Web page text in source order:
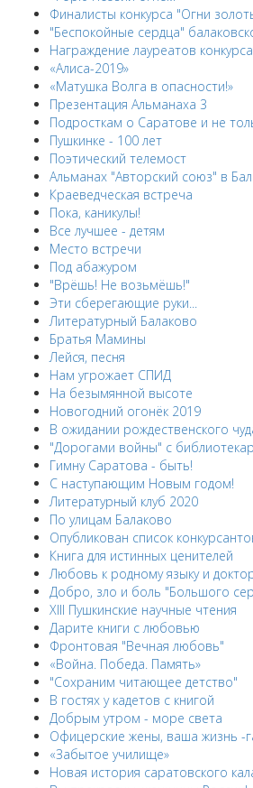
Финалисты конкурса "Огни
"Беспокойные сердца"
Награждение лауреатов
«Алиса-2019»
«Матушка Волга в опасности!»
Презентация Альманаха 3
Подросткам о Саратове и не
Пушкинке - 100 лет
Поэтический телемост
Альманах "Авторский союз" в
Краеведческая встреча
Пока, каникулы!
Все лучшее - детям
Место встречи
Под абажуром
"Врёшь! Не возьмёшь!"
Эти сберегающие руки...
Литературный Балаково
Братья Мамины
Лейся, песня
Нам угрожает СПИД
На безымянной высоте
Новогодний огонёк 2019
В ожидании рождественского
"Дорогами войны" с
Гимну Саратова - быть!
С наступающим Новым годом!
Литературный клуб 2020
По улицам Балаково
Опубликован список
Книга для истинных ценителей
Любовь к родному языку и
Добро, зло и боль "Большого
XIII Пушкинские научные чтения
Дарите книги с любовью
Фронтовая "Вечная любовь"
«Война. Победа. Память»
"Сохраним читающее детство"
В гостях у кадетов с книгой
Добрым утром - море света
Офицерские жены, ваша жизнь -
«Забытое училище»
Новая история саратовского